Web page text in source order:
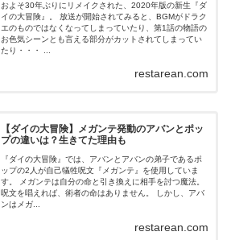
およそ30年ぶりにリメイクされた、2020年版の新生『ダ
イの大冒険』。 放送が開始されてみると、BGMがドラク
エのものではなくなってしまっていたり、第1話の物語の
お色気シーンとも言える部分がカットされてしまってい
たり・・・ ...
restarean.com
【ダイの大冒険】メガンテ発動のアバンとポッ
プの違いは？生きてた理由も
『ダイの大冒険』では、アバンとアバンの弟子であるポ
ップの2人が自己犠牲呪文『メガンテ』を使用していま
す。 メガンテは自分の命と引き換えに相手を討つ魔法。
呪文を唱えれば、術者の命はありません。 しかし、アバ
ンはメガ...
restarean.com